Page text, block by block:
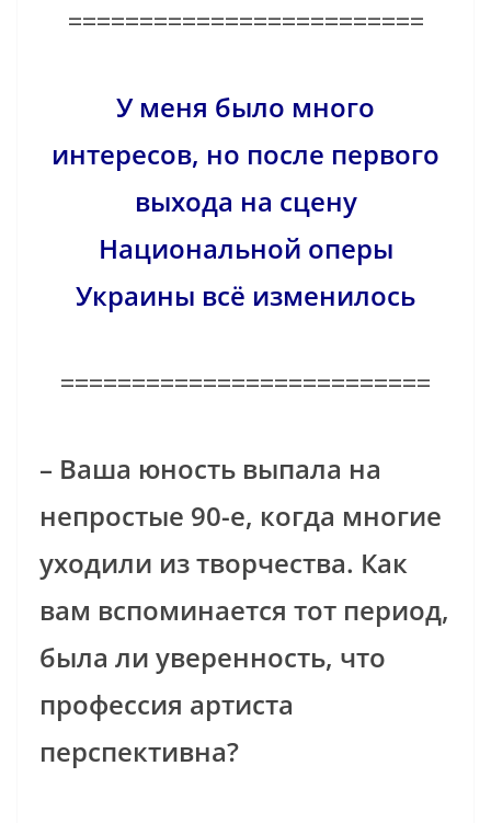
=========================
У меня было много
интересов, но после первого
выхода на сцену
Национальной оперы
Украины всё изменилось
==========================
– Ваша юность выпала на
непростые 90-е, когда многие
уходили из творчества. Как
вам вспоминается тот период,
была ли уверенность, что
профессия артиста
перспективна?